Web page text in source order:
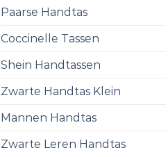
Paarse Handtas
Coccinelle Tassen
Shein Handtassen
Zwarte Handtas Klein
Mannen Handtas
Zwarte Leren Handtas